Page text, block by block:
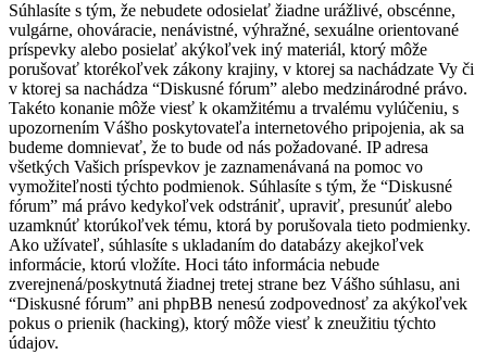
Súhlasíte s tým, že nebudete odosielať žiadne urážlivé, obscénne,
vulgárne, ohováracie, nenávistné, výhražné, sexuálne orientované
príspevky alebo posielať akýkoľvek iný materiál, ktorý môže
porušovať ktorékoľvek zákony krajiny, v ktorej sa nachádzate Vy či
v ktorej sa nachádza “Diskusné fórum” alebo medzinárodné právo.
Takéto konanie môže viesť k okamžitému a trvalému vylúčeniu, s
upozornením Vášho poskytovateľa internetového pripojenia, ak sa
budeme domnievať, že to bude od nás požadované. IP adresa
všetkých Vašich príspevkov je zaznamenávaná na pomoc vo
vymožiteľnosti týchto podmienok. Súhlasíte s tým, že “Diskusné
fórum” má právo kedykoľvek odstrániť, upraviť, presunúť alebo
uzamknúť ktorúkoľvek tému, ktorá by porušovala tieto podmienky.
Ako užívateľ, súhlasíte s ukladaním do databázy akejkoľvek
informácie, ktorú vložíte. Hoci táto informácia nebude
zverejnená/poskytnutá žiadnej tretej strane bez Vášho súhlasu, ani
“Diskusné fórum” ani phpBB nenesú zodpovednosť za akýkoľvek
pokus o prienik (hacking), ktorý môže viesť k zneužitiu týchto
údajov.